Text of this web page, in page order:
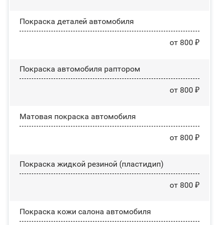
Покраска деталей автомобиля
от 800 ₽
Покраска автомобиля раптором
от 800 ₽
Матовая покраска автомобиля
от 800 ₽
Покраска жидкой резиной (пластидип)
от 800 ₽
Покраска кожи салона автомобиля